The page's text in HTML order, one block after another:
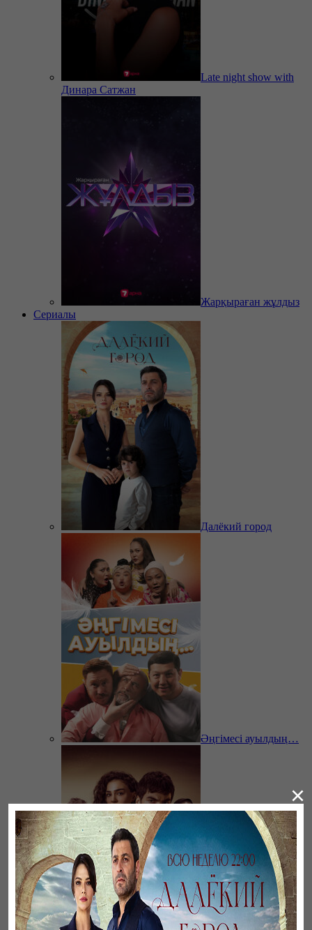
Late night show with
Динара Сатжан
Жарқыраған жұлдыз
Сериалы
Далёкий город
Әңгімесі ауылдың…
×